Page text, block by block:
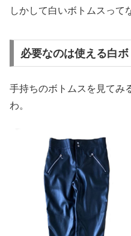
しかして白いボトムスって
必要なのは使える白ボ
手持ちのボトムスを見てみ
わ。